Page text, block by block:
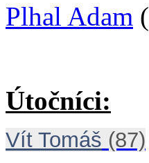
Plhal Adam
Útočníci:
Vít Tomáš (87)